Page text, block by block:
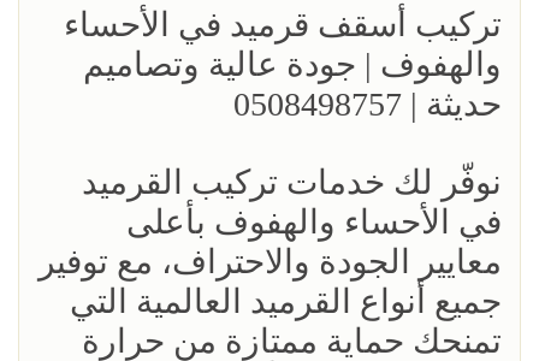
تركيب أسقف قرميد في الأحساء
والهفوف | جودة عالية وتصاميم
حديثة | 0508498757
نوفّر لك خدمات تركيب القرميد
في الأحساء والهفوف بأعلى
معايير الجودة والاحتراف، مع توفير
جميع أنواع القرميد العالمية التي
تمنحك حماية ممتازة من حرارة